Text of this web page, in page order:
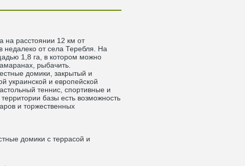
на расстоянии 12 км от
недалеко от села Теребля. На
1,8 га, в котором можно
рыбачить.
домики, закрытый и
украинской и европейской
теннис, спортивные и
базы есть возможность
и торжественных
домики с террасой и